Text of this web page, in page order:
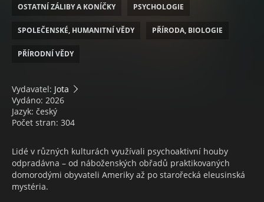
OSTATNÍ ZÁLIBY A KONÍČKY PSYCHOLOGIE
SPOLEČENSKÉ, HUMANITNÍ VĚDY PŘÍRODA, BIOLOGIE
PŘÍRODNÍ VĚDY
Vydavatel: Jota
Vydáno: 2026
Jazyk: český
Počet stran: 304
Lidé v různých kulturách využívali psychoaktivní houby
odpradávna – od náboženských obřadů praktikovaných
domorodými obyvateli Ameriky až po starořecká eleusinská
mystéria.